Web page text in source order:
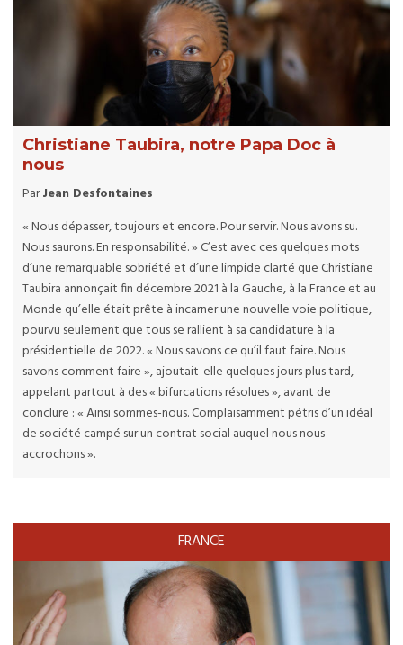
Christiane Taubira, notre Papa Doc à
nous
ParJean Desfontaines
« Nous dépasser, toujours et encore. Pour servir. Nous avons su.
Nous saurons. En responsabilité. » C’est avec ces quelques mots
d’une remarquable sobriété et d’une limpide clarté que Christiane
Taubira annonçait fin décembre 2021 à la Gauche, à la France et au
Monde qu’elle était prête à incarner une nouvelle voie politique,
pourvu seulement que tous se rallient à sa candidature à la
présidentielle de 2022. « Nous savons ce qu’il faut faire. Nous
savons comment faire », ajoutait-elle quelques jours plus tard,
appelant partout à des « bifurcations résolues », avant de
conclure : « Ainsi sommes-nous. Complaisamment pétris d’un idéal
de société campé sur un contrat social auquel nous nous
accrochons ».
FRANCE